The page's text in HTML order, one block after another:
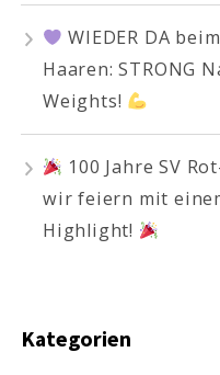
WIEDER DA
Haaren: STRONG
Weights!
100 Jahre SV
wir feiern mit
Highlight!
Kategorien